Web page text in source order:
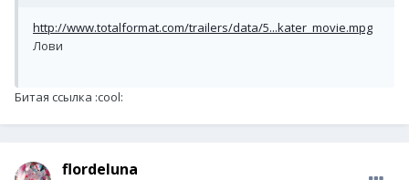
http://www.totalformat.com/trailers/data/5...kater_movie.mpg
Лови
Битая ссылка :cool:
flordeluna